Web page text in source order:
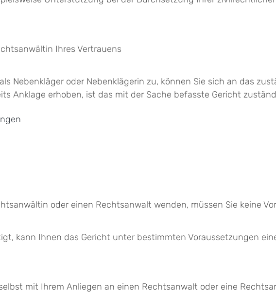
Ihres Vertrauens
Nebenkläger oder Nebenklägerin zu, können Sie sich an das
Anklage erhoben, ist das mit der Sache befasste Gericht
oder einen Rechtsanwalt wenden, müssen Sie keine
kann Ihnen das Gericht unter bestimmten Voraussetzungen
mit Ihrem Anliegen an einen Rechtsanwalt oder eine